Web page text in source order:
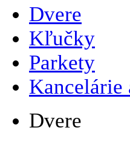
Dvere
Kľučky
Parkety
Kancelárie
Dvere